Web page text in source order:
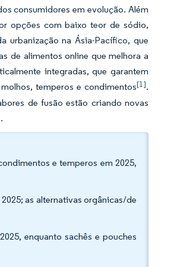
consumidores em evolução. Além
opções com baixo teor de sódio,
urbanização na Ásia-Pacífico, que
de alimentos online que melhora a
integradas, que garantem
temperos e condimentos[1].
de fusão estão criando novas
e temperos em 2025,
as alternativas orgânicas/de
enquanto sachês e pouches